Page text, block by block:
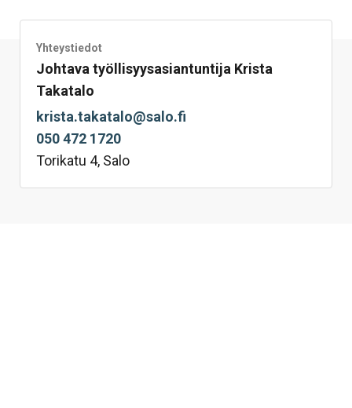
Yhteystiedot
Johtava työllisyysasiantuntija Krista
Takatalo
krista.takatalo@salo.fi
050 472 1720
Torikatu 4, Salo